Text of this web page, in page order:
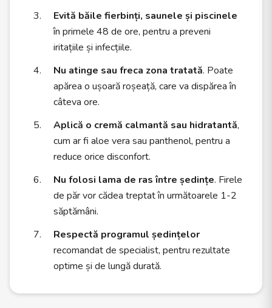
Evită băile fierbinți, saunele și piscinele
în primele 48 de ore, pentru a preveni
iritațiile și infecțiile.
Nu atinge sau freca zona tratată. Poate
apărea o ușoară roșeață, care va dispărea în
câteva ore.
Aplică o cremă calmantă sau hidratantă,
cum ar fi aloe vera sau panthenol, pentru a
reduce orice disconfort.
Nu folosi lama de ras între ședințe. Firele
de păr vor cădea treptat în următoarele 1-2
săptămâni.
Respectă programul ședințelor
recomandat de specialist, pentru rezultate
optime și de lungă durată.